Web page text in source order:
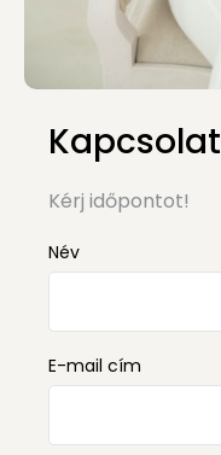
Kapcsolat
Kérj időpontot!
Név
E-mail cím